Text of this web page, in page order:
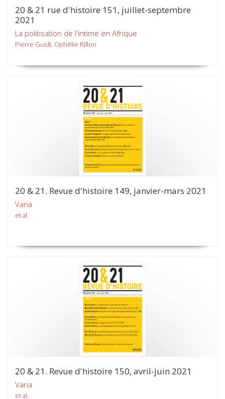
20 & 21 rue d'histoire 151, juillet-septembre
2021
La politisation de l'intime en Afrique
Pierre Guidi, Ophélie Rillon
20 & 21. Revue d'histoire 149, janvier-mars 2021
Varia
et al.
20 & 21. Revue d'histoire 150, avril-juin 2021
Varia
et al.